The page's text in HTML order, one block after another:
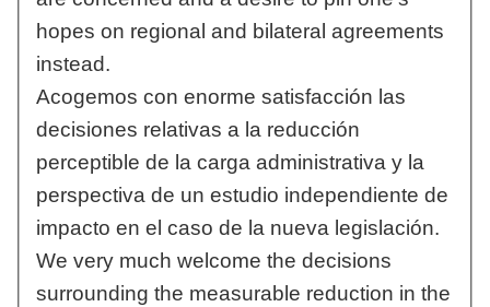
hopes on regional and bilateral agreements
instead.
Acogemos con enorme satisfacción las
decisiones relativas a la reducción
perceptible de la carga administrativa y la
perspectiva de un estudio independiente de
impacto en el caso de la nueva legislación.
We very much welcome the decisions
surrounding the measurable reduction in the